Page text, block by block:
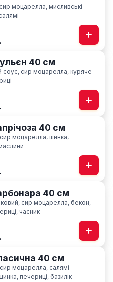
моцарелла, мисливські
40 см
соус, сир моцарелла, куряче
40 см
моцарелла, шинка,
40 см
сир моцарелла, бекон,
часник
40 см
моцарелла, салямі
печериці, базилік